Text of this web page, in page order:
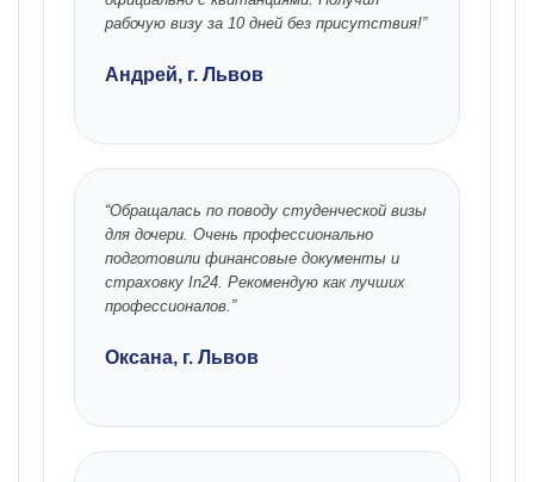
рабочую визу за 10 дней без присутствия!”
Андрей, г. Львов
“Обращалась по поводу студенческой визы
для дочери. Очень профессионально
подготовили финансовые документы и
страховку In24. Рекомендую как лучших
профессионалов.”
Оксана, г. Львов